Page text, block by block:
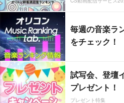
毎週の音楽ラ
をチェック！
試写会、登壇
プレゼント！
プレゼント特集